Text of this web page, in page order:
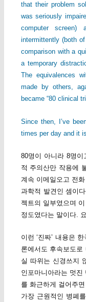
that their problem
was seriously
computer screen)
intermittently (both
comparison with a
a temporary
The equivalences
made by others,
became “80 clinical
Since then, I’ve
times per day and it
80명이 아니라 8명
적 주의산만 작용에
계속 이메일오고 전
과학적 발견인 셈이
젝트의 일부였으며
정도였다는 말이다.
이런 ‘진짜’ 내용은
론에서도 후속보도
실 따위는 신경쓰지
인포마니아라는 멋진
를 화근하게 걸어주
가장 근원적인 병폐